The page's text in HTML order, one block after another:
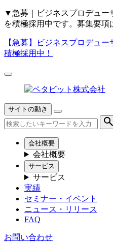
▼ 急募｜ビジネスプロデュー
を積極採用中です。募集要項
【急募】
ビジネスプロデュー
積極採用中！
サイトの動き
会社概要
会社概要
サービス
サービス
実績
セミナー・イベント
ニュース・リリース
FAQ
お問い合わせ